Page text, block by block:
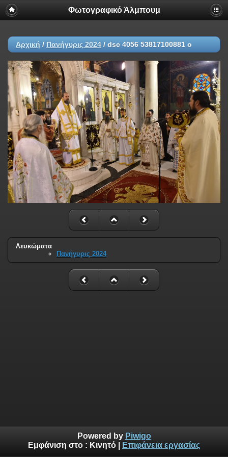
Φωτογραφικό Άλμπουμ
Αρχική / Πανήγυρις 2024 / dsc 4056 53817100881 o
Λευκώματα
Πανήγυρις 2024
Powered by Piwigo
Εμφάνιση στο : Κινητό Επιφάνεια εργασίας